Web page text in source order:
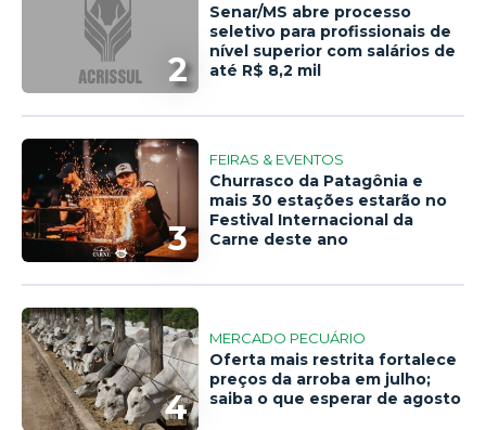
2
Senar/MS abre processo
seletivo para profissionais de
nível superior com salários de
até R$ 8,2 mil
3
FEIRAS & EVENTOS
Churrasco da Patagônia e
mais 30 estações estarão no
Festival Internacional da
Carne deste ano
4
MERCADO PECUÁRIO
Oferta mais restrita fortalece
preços da arroba em julho;
saiba o que esperar de agosto